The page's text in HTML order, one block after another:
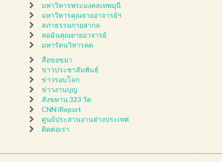
มหาวิหารพระมงคลเทพมุนี
มหาวิหารคุณยายอาจารย์ฯ
สภาธรรมกายสากล
หอฉันคุณยายอาจารย์
มหารัตนวิหารคด
สื่อขอขมา
ข่าวประชาสัมพันธ์
ข่าวรอบโลก
ข่าวงานบุญ
สังฆทาน 323 วัด
CNN iReport
ศูนย์ประสานงานต่างประเทศ
ติดต่อเรา